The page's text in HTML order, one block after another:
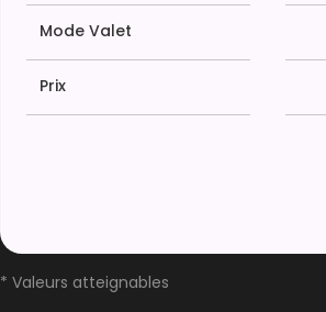
Mode Valet
Prix
* Valeurs atteignables